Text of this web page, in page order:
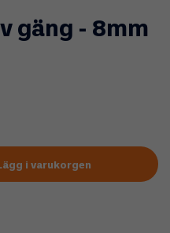
gäng - 8mm
Lägg i varukorgen